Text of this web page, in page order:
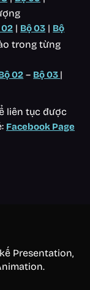
02 | Bộ 03 | Bộ
trong từng
02 – Bộ 03 |
liên tục được
Facebook Page
Presentation,